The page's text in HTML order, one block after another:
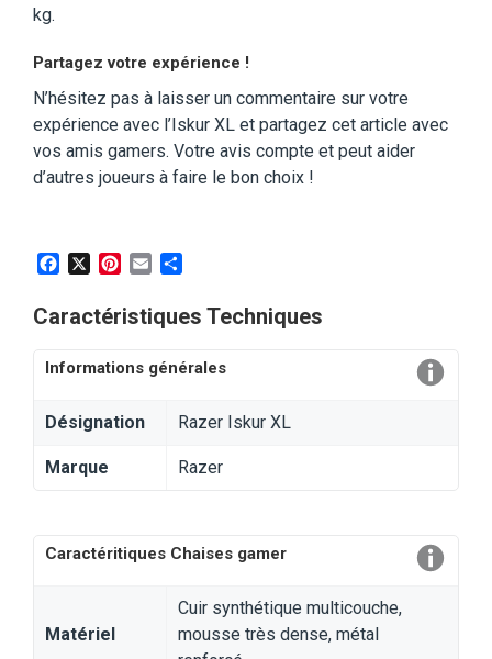
kg.
Partagez votre expérience !
N’hésitez pas à laisser un commentaire sur votre
expérience avec l’Iskur XL et partagez cet article avec
vos amis gamers. Votre avis compte et peut aider
d’autres joueurs à faire le bon choix !
FacebookPinterest
Email
Caractéristiques Techniques
Informations générales
Désignation Razer Iskur XL
Marque Razer
Caractéritiques Chaises gamer
Matériel
Cuir synthétique multicouche,
mousse très dense, métal